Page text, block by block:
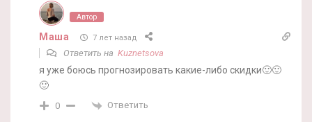
Автор
Маша 7 лет назад
Ответить на Kuznetsova
я уже боюсь прогнозировать какие-либо скидки🙂🙂
🙂
0 Ответить